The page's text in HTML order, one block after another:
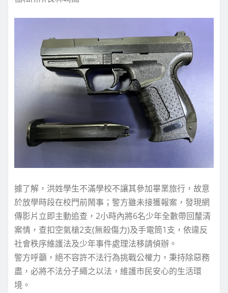
據了解，洪姓學生不滿學校不讓其參加畢業旅行，故意
於放學時段在校門前鬧事；警方雖未接獲報案，發現網
傳影片立即主動追查，2小時內將6名少年全數帶回釐清
案情，查扣空氣槍2支(無殺傷力)及手電筒1支，依違反
社會秩序維護法及少年事件處理法移請偵辦。
警方呼籲，絕不容許不法行為挑戰公權力，秉持除惡務
盡，必將不法分子繩之以法，維護市民安心的生活環
境。